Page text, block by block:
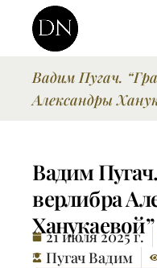
Вадим Пугач.
Александры
Вадим
верлибра
Ханукаевой”
21 июля 2025 г.
Пугач Вадим